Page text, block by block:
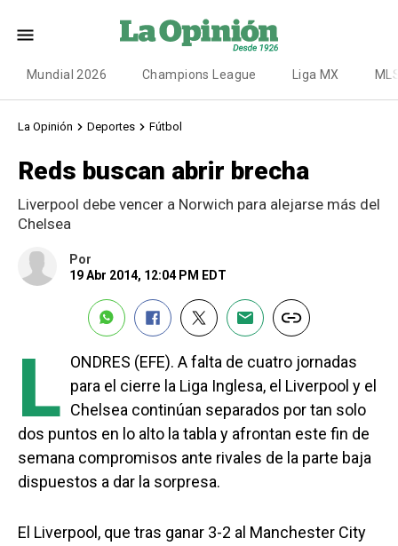
Mundial 2026 Champions League Liga MX
La Opinión Deportes Fútbol
Reds buscan abrir brecha
Liverpool debe vencer a Norwich para alejarse más del
Chelsea
Por
19 Abr 2014, 12:04 PM EDT
L ONDRES (EFE). A falta de cuatro jornadas
para el cierre la Liga Inglesa, el Liverpool y el
Chelsea continúan separados por tan solo
dos puntos en lo alto la tabla y afrontan este fin de
semana compromisos ante rivales de la parte baja
dispuestos a dar la sorpresa.
El Liverpool, que tras ganar 3-2 al Manchester City